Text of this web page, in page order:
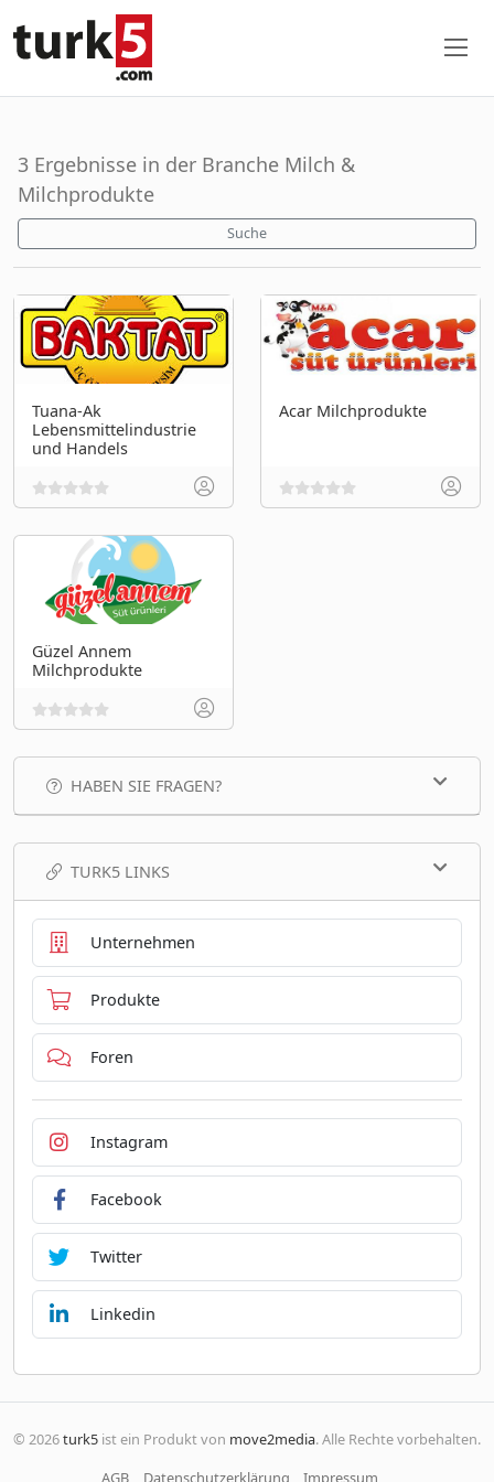
3 Ergebnisse in der Branche Milch &
Milchprodukte
Suche
Tuana-Ak
Lebensmittelindustrie
und Handels
Acar Milchprodukte
Güzel Annem
Milchprodukte
HABEN SIE FRAGEN?
TURK5 LINKS
Unternehmen
Produkte
Foren
Instagram
Facebook
Twitter
Linkedin
© 2026turk5 ist ein Produkt von move2media. Alle Rechte vorbehalten.
AGB
Datenschutzerklärung Impressum